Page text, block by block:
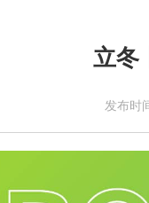
立冬
发布时